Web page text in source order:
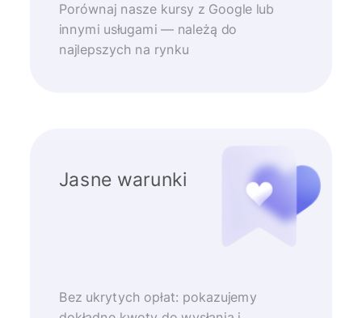
Porównaj nasze kursy z Google lub
innymi usługami — należą do
najlepszych na rynku
Jasne warunki
Bez ukrytych opłat: pokazujemy